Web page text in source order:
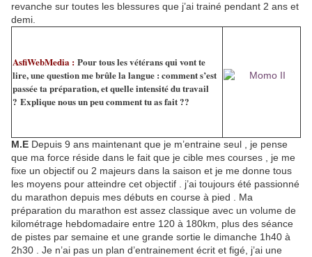
revanche sur toutes les blessures que j’ai trainé pendant 2 ans et
demi.
AsfiWebMedia : Pour tous les vétérans qui vont te
lire, une question me brûle la langue : comment s’est
passée ta préparation, et quelle intensité du travail
? Explique nous un peu comment tu as fait ??
M.E Depuis 9 ans maintenant que je m’entraine seul , je pense
que ma force réside dans le fait que je cible mes courses , je me
fixe un objectif ou 2 majeurs dans la saison et je me donne tous
les moyens pour atteindre cet objectif . j’ai toujours été passionné
du marathon depuis mes débuts en course à pied . Ma
préparation du marathon est assez classique avec un volume de
kilométrage hebdomadaire entre 120 à 180km, plus des séance
de pistes par semaine et une grande sortie le dimanche 1h40 à
2h30 . Je n’ai pas un plan d’entrainement écrit et figé, j’ai une